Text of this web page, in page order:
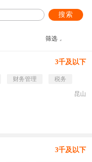
搜索
筛选
3千及以下
财务管理 税务
昆山
3千及以下